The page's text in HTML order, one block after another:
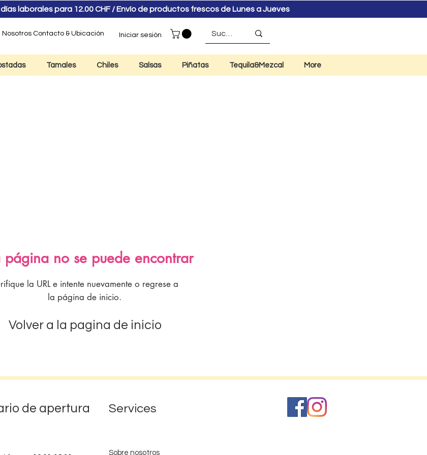
laborales para 12.00 CHF / Envío de productos frescos de Lunes a Jueves
Nosotros Contacto & Ubicación Iniciar sesión
Tamales Chiles Salsas Piñatas Tequila&Mezcal More
página no se puede encontrar
la URL e intente nuevamente o regrese a
la página de inicio.
Volver a la pagina de inicio
de apertura Services
Sobre nosotros